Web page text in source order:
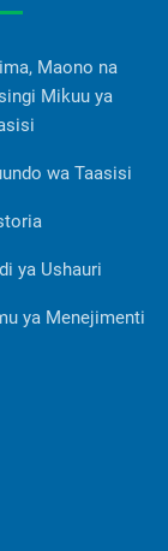
Maono na
Mikuu ya
wa Taasisi
ya Ushauri
ya Menejimenti